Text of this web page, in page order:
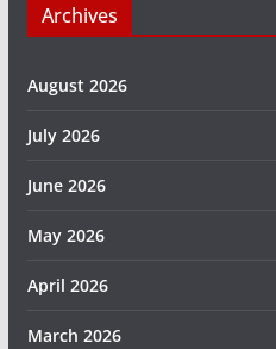
Archives
August 2026
July 2026
June 2026
May 2026
April 2026
March 2026